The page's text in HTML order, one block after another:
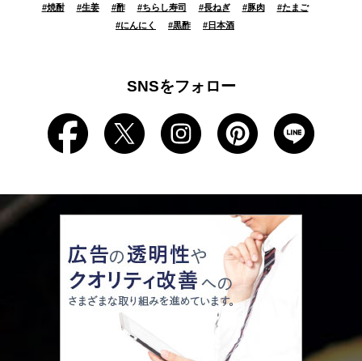
#焼酎 #生姜 #酢 #ちらし寿司 #長ねぎ #豚肉 #たまご
#にんにく #黒酢 # 日本酒
SNSをフォロー